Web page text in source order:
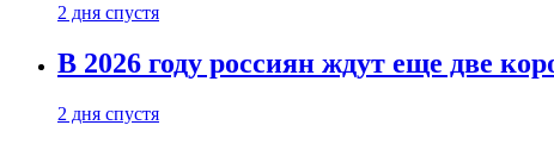
2 дня спустя
В 2026 году россиян ждут еще две
2 дня спустя